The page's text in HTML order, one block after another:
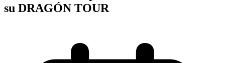
su DRAGÓN TOUR